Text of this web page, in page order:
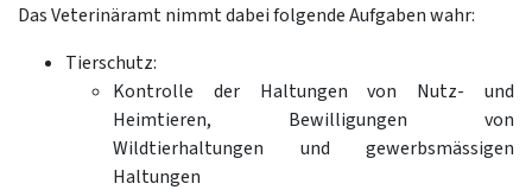
Das Veterinäramt nimmt dabei folgende Aufgaben wahr:
Tierschutz:
Kontrolle der Haltungen von Nutz- und
Heimtieren, Bewilligungen von
Wildtierhaltungen und gewerbsmässigen
Haltungen